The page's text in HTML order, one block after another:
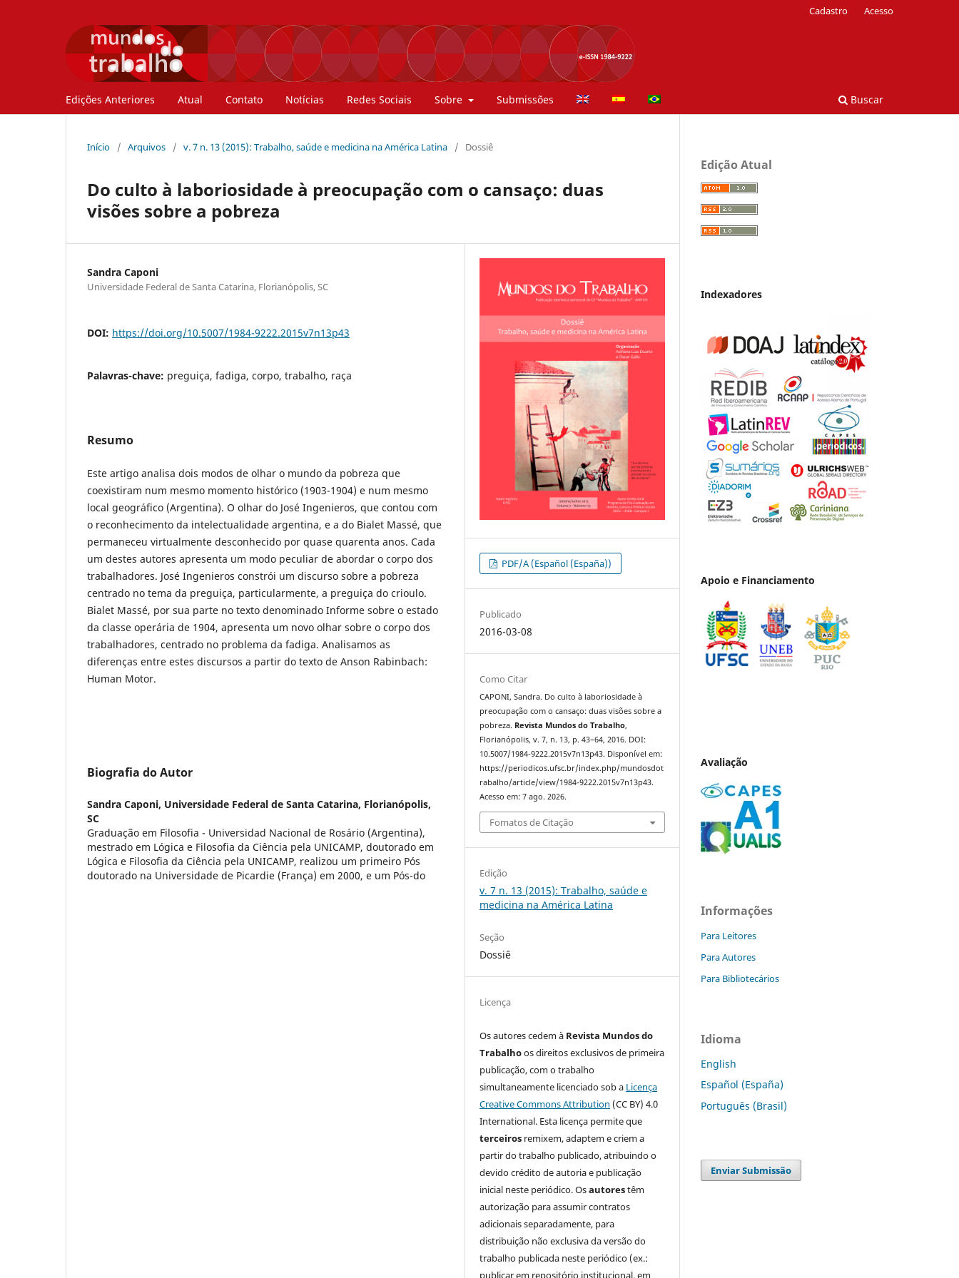
Edições Anteriores Atual Contato Notícias Redes Sociais Sobre Submissões Buscar
Cadastro Acesso
Início / Arquivos / v. 7 n. 13 (2015): Trabalho, saúde e medicina na América Latina / Dossiê
Do culto à laboriosidade à preocupação com o cansaço: duas
visões sobre a pobreza
Sandra Caponi
Universidade Federal de Santa Catarina, Florianópolis, SC
DOI: https://doi.org/10.5007/1984-9222.2015v7n13p43
Palavras-chave: preguiça, fadiga, corpo, trabalho, raça
Resumo
Este artigo analisa dois modos de olhar o mundo da pobreza que
coexistiram num mesmo momento histórico (1903-1904) e num mesmo
local geográfico (Argentina). O olhar do José Ingenieros, que contou com
o reconhecimento da intelectualidade argentina, e a do Bialet Massé, que
permaneceu virtualmente desconhecido por quase quarenta anos. Cada
um destes autores apresenta um modo peculiar de abordar o corpo dos
trabalhadores. José Ingenieros constrói um discurso sobre a pobreza
centrado no tema da preguiça, particularmente, a preguiça do crioulo.
Bialet Massé, por sua parte no texto denominado Informe sobre o estado
da classe operária de 1904, apresenta um novo olhar sobre o corpo dos
trabalhadores, centrado no problema da fadiga. Analisamos as
diferenças entre estes discursos a partir do texto de Anson Rabinbach:
Human Motor.
Biografia do Autor
Sandra Caponi, Universidade Federal de Santa Catarina, Florianópolis,
SC
Graduação em Filosofia - Universidad Nacional de Rosário (Argentina),
mestrado em Lógica e Filosofia da Ciência pela UNICAMP, doutorado em
Lógica e Filosofia da Ciência pela UNICAMP, realizou um primeiro Pós
doutorado na Universidade de Picardie (França) em 2000, e um Pós-do
PDF/A (Español (España))
Publicado
2016-03-08
Como Citar
CAPONI, Sandra. Do culto à laboriosidade à
preocupação com o cansaço: duas visões sobre a
pobreza. Revista Mundos do Trabalho,
Florianópolis, v. 7, n. 13, p. 43–64, 2016. DOI:
10.5007/1984-9222.2015v7n13p43. Disponível em:
https://periodicos.ufsc.br/index.php/mundosdot
rabalho/article/view/1984-9222.2015v7n13p43.
Acesso em: 7 ago. 2026.
Fomatos de Citação
Edição
v. 7 n. 13 (2015): Trabalho, saúde e
medicina na América Latina
Seção
Dossiê
Licença
Os autores cedem à Revista Mundos do
Trabalhoos direitos exclusivos de primeira
publicação, com o trabalho
simultaneamente licenciado sob a Licença
Creative Commons Attribution (CC BY) 4.0
International. Esta licença permite que
terceiros remixem, adaptem e criem a
partir do trabalho publicado, atribuindo o
devido crédito de autoria e publicação
inicial neste periódico. Osautorestêm
autorização para assumir contratos
adicionais separadamente, para
distribuição não exclusiva da versão do
trabalho publicada neste periódico (ex.:
publicar em repositório institucional, em
Edição Atual
Indexadores
Apoio e Financiamento
Avaliação
Informações
Para Leitores
Para Autores
Para Bibliotecários
Idioma
English
Español (España)
Português (Brasil)
Enviar Submissão